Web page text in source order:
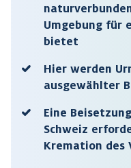
Umgebung für
bietet
Hier werden
ausgewählter
Eine
Schweiz
Kremation des